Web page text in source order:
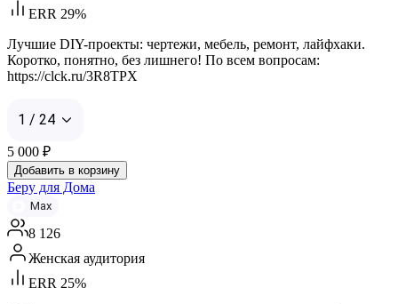
ERR 29%
Лучшие DIY-проекты: чертежи, мебель, ремонт, лайфхаки.
Коротко, понятно, без лишнего! По всем вопросам:
https://clck.ru/3R8TPX
1 / 24
5 000 ₽
Добавить в корзину
Беру для Дома
Max
8 126
Женская аудитория
ERR 25%